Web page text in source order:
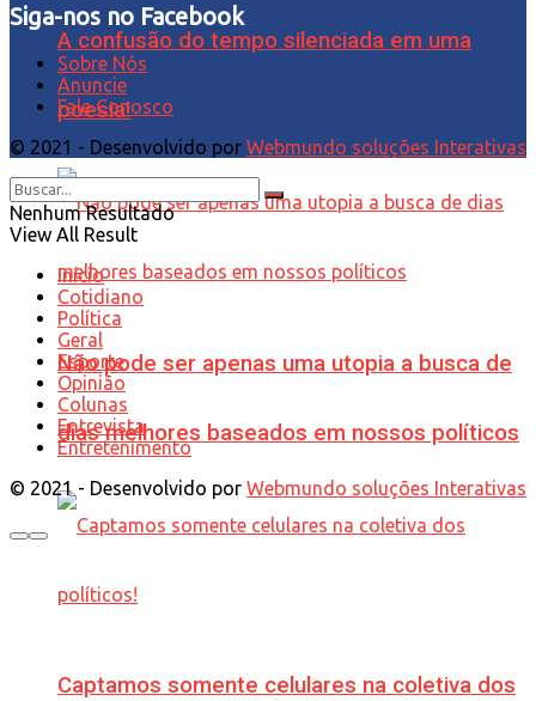
A confusão do tempo silenciada em uma
poesia!
Não pode ser apenas uma utopia a busca de
dias melhores baseados em nossos políticos
Captamos somente celulares na coletiva dos
Siga-nos no Facebook
Sobre Nós
Anuncie
Fale Conosco
© 2021 - Desenvolvido por Webmundo soluções Interativas
Nenhum Resultado
View All Result
Início
Cotidiano
Política
Geral
Esporte
Opinião
Colunas
Entrevista
Entretenimento
© 2021 - Desenvolvido por Webmundo soluções Interativas